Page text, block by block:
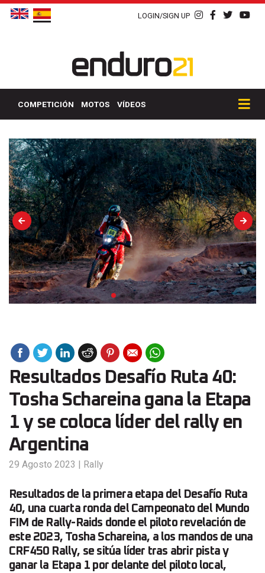
LOGIN/SIGN UP
COMPETICIÓN MOTOS VÍDEOS
Resultados Desafío Ruta 40:
Tosha Schareina gana la Etapa
1 y se coloca líder del rally en
Argentina
29 Agosto 2023 | Rally
Resultados de la primera etapa del Desafío Ruta
40, una cuarta ronda del Campeonato del Mundo
FIM de Rally-Raids donde el piloto revelación de
este 2023, Tosha Schareina, a los mandos de una
CRF450 Rally, se sitúa líder tras abrir pista y
ganar la Etapa 1 por delante del piloto local,